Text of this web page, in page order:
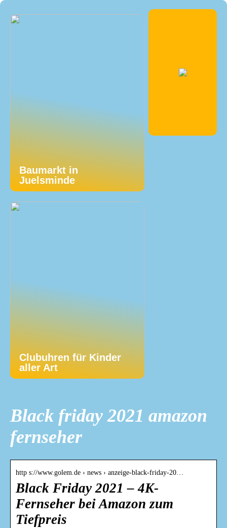
Baumarkt in
Juelsminde
Clubuhren für Kinder
aller Art
Black friday 2021 amazon
fernseher
http s://www.golem.de › news › anzeige-black-friday-20…
Black Friday 2021 – 4K-
Fernseher bei Amazon zum
Tiefpreis